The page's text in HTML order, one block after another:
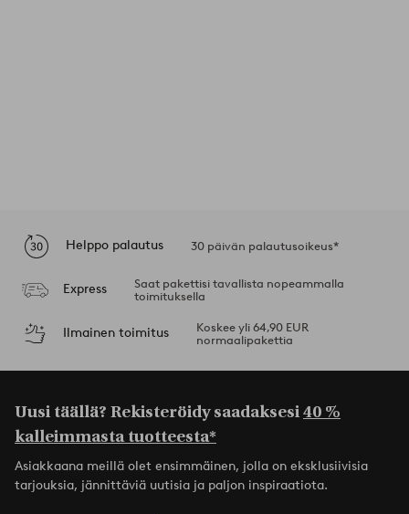
Helppo palautus 30 päivän palautusoikeus*
Express
Saat pakettisi tavallista nopeammalla
toimituksella
Ilmainen toimitus
Koskee yli 64,90 EUR
normaalipakettia
Uusi täällä? Rekisteröidy saadaksesi40 %
kalleimmasta tuotteesta*
Asiakkaana meillä olet ensimmäinen, jolla on eksklusiivisia
tarjouksia, jännittäviä uutisia ja paljon inspiraatiota.